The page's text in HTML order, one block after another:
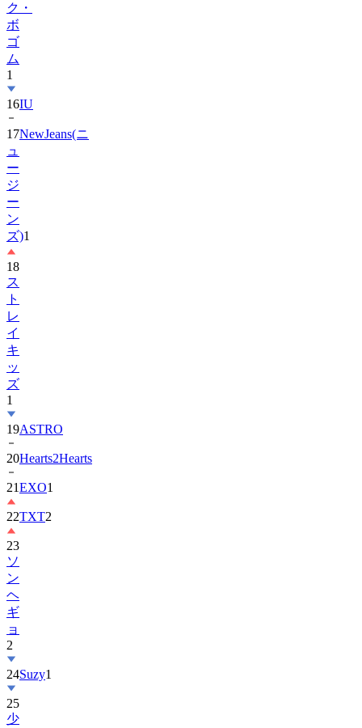
ク・
ボ
ゴ
ム
1
16IU
17NewJeans(ニ
ュ
ー
ジ
ー
ン
ズ)1
18
ス
ト
レ
イ
キ
ッ
ズ
1
19ASTRO
20Hearts2Hearts
21EXO1
22TXT2
23
ソ
ン
ヘ
ギ
ョ
2
24Suzy1
25
少